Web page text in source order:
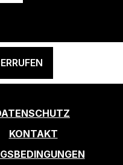
KONTAKT